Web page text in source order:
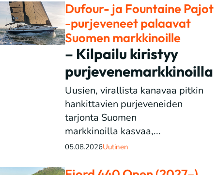
Dufour- ja Fountaine Pajot
-purjeveneet palaavat
Suomen markkinoille
– Kilpailu kiristyy
purjevenemarkkinoilla
Uusien, virallista kanavaa pitkin
hankittavien purjeveneiden
tarjonta Suomen
markkinoilla kasvaa,...
05.08.2026Uutinen